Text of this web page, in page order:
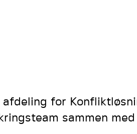
afdeling for
sammen